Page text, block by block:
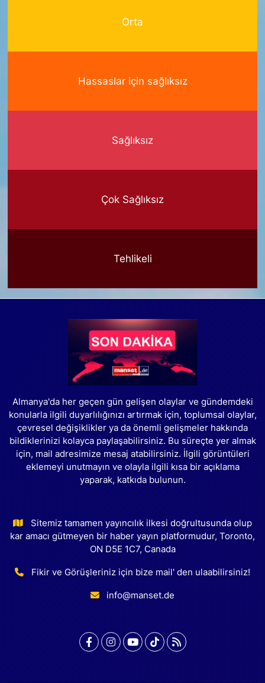
Orta
Hassaslar için sağlıksız
Sağlıksız
Çok Sağlıksız
Tehlikeli
Almanya'da her geçen gün gelişen olaylar ve gündemdeki
konularla ilgili duyarlılığınızı artırmak için, toplumsal olaylar,
çevresel değişiklikler ya da önemli gelişmeler hakkında
bildiklerinizi kolayca paylaşabilirsiniz. Bu süreçte yer almak
için, mail adresimize mesaj atabilirsiniz. İlgili görüntüleri
eklemeyi unutmayın ve olayla ilgili kısa bir açıklama
yaparak, katkıda bulunun.
Sitemiz tamamen yayıncılık ilkesi doğrultusunda olup
kar amacı gütmeyen bir haber yayın platformudur, Toronto,
ON D5E 1C7, Canada
Fikir ve Görüşleriniz için bize mail' den ulaabilirsiniz!
info@manset.de